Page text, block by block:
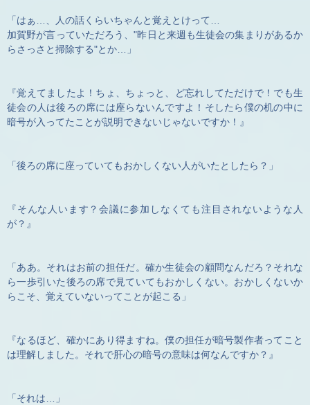
「はぁ…、人の話くらいちゃんと覚えとけって…
加賀野が言っていただろう、"昨日と来週も生徒会の集まりがあるか
らさっさと掃除する"とか…」
『覚えてましたよ！ちょ、ちょっと、ど忘れしてただけで！でも生
徒会の人は後ろの席には座らないんですよ！そしたら僕の机の中に
暗号が入ってたことが説明できないじゃないですか！』
「後ろの席に座っていてもおかしくない人がいたとしたら？」
『そんな人います？会議に参加しなくても注目されないような人
が？』
「ああ。それはお前の担任だ。確か生徒会の顧問なんだろ？それな
ら一歩引いた後ろの席で見ていてもおかしくない。おかしくないか
らこそ、覚えていないってことが起こる」
『なるほど、確かにあり得ますね。僕の担任が暗号製作者ってこと
は理解しました。それで肝心の暗号の意味は何なんですか？』
「それは…」